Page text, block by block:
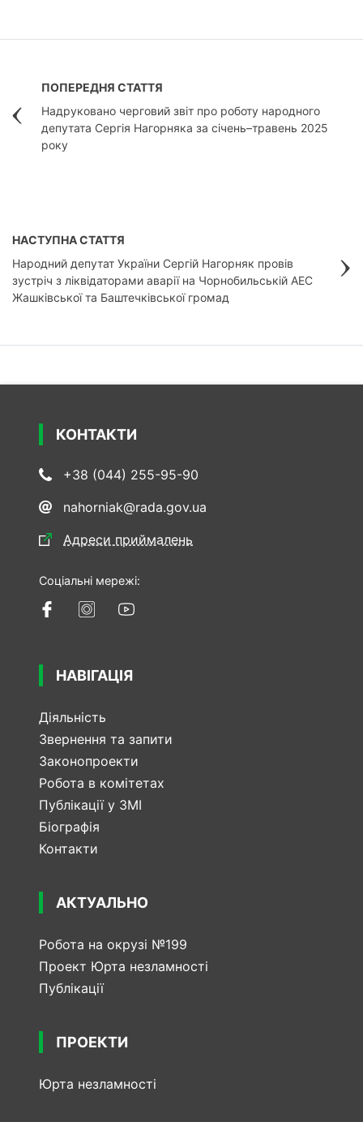
ПОПЕРЕДНЯ СТАТТЯ
Надруковано черговий звіт про роботу народного
депутата Сергія Нагорняка за січень–травень 2025
року
НАСТУПНА СТАТТЯ
Народний депутат України Сергій Нагорняк провів
зустріч з ліквідаторами аварії на Чорнобильській АЕС
Жашківської та Баштечківської громад
КОНТАКТИ
+38 (044) 255-95-90
nahorniak@rada.gov.ua
Адреси приймалень
Соціальні мережі:
НАВІГАЦІЯ
Діяльність
Звернення та запити
Законопроекти
Робота в комітетах
Публікації у ЗМІ
Біографія
Контакти
АКТУАЛЬНО
Робота на окрузі №199
Проект Юрта незламності
Публікації
ПРОЕКТИ
Юрта незламності